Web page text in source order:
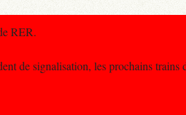
RER.
de signalisation, les prochains